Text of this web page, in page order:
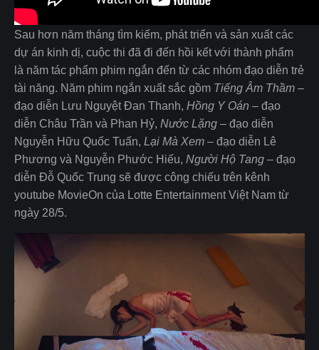
Sau hơn năm tháng tìm kiếm, phát triển và sản xuất các
dự án kinh dị, cuộc thi đã đi đến hồi kết với thành phẩm
là năm tác phẩm phim ngắn đến từ các nhóm đạo diễn trẻ
tài năng. Năm phim ngắn xuất sắc gồm Tiếng Âm Thầm –
đạo diễn Lưu Nguyệt Đan Thanh, Hồng Y Oán – đạo
diễn Châu Trần và Phan Hỷ, Nước Lặng – đạo diễn
Nguyễn Hữu Quốc Tuấn, Lại Mà Xem – đạo diễn Lê
Phương và Nguyễn Phước Hiếu, Người Hộ Tang – đạo
diễn Đỗ Quốc Trung sẽ được công chiếu trên kênh
youtube MovieOn của Lotte Entertainment Việt Nam từ
ngày 28/5.